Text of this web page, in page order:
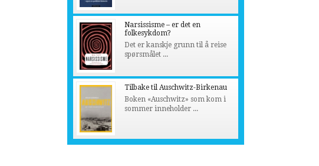
Narsissisme – er det en
folkesykdom?
Det er kanskje grunn til å reise
spørsmålet ...
Tilbake til Auschwitz-Birkenau
Boken «Auschwitz» som kom i
sommer inneholder ...